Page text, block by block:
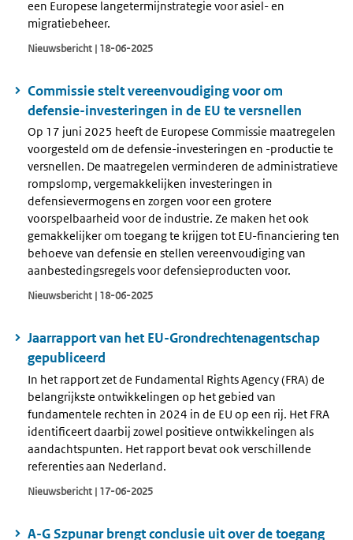
een Europese langetermijnstrategie voor asiel- en
migratiebeheer.
Nieuwsbericht | 18-06-2025
Commissie stelt vereenvoudiging voor om
defensie-investeringen in de EU te versnellen
Op 17 juni 2025 heeft de Europese Commissie maatregelen
voorgesteld om de defensie-investeringen en -productie te
versnellen. De maatregelen verminderen de administratieve
rompslomp, vergemakkelijken investeringen in
defensievermogens en zorgen voor een grotere
voorspelbaarheid voor de industrie. Ze maken het ook
gemakkelijker om toegang te krijgen tot EU-financiering ten
behoeve van defensie en stellen vereenvoudiging van
aanbestedingsregels voor defensieproducten voor.
Nieuwsbericht | 18-06-2025
Jaarrapport van het EU-Grondrechtenagentschap
gepubliceerd
In het rapport zet de Fundamental Rights Agency (FRA) de
belangrijkste ontwikkelingen op het gebied van
fundamentele rechten in 2024 in de EU op een rij. Het FRA
identificeert daarbij zowel positieve ontwikkelingen als
aandachtspunten. Het rapport bevat ook verschillende
referenties aan Nederland.
Nieuwsbericht | 17-06-2025
A-G Szpunar brengt conclusie uit over de toegang